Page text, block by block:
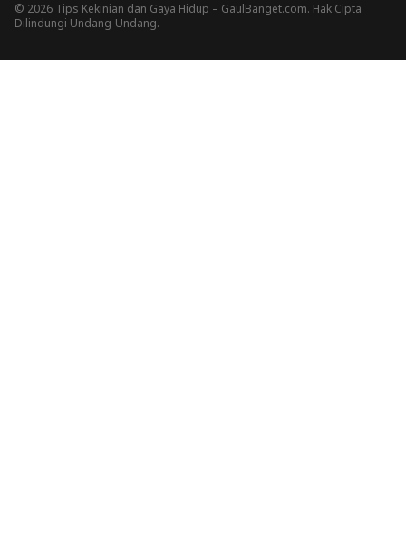
© 2026 Tips Kekinian dan Gaya Hidup – GaulBanget.com. Hak Cipta
Dilindungi Undang-Undang.